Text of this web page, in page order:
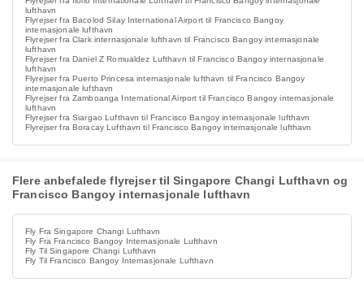
lufthavn
Flyrejser fra Bacolod Silay International Airport til Francisco Bangoy
internasjonale lufthavn
Flyrejser fra Clark internasjonale lufthavn til Francisco Bangoy internasjonale
lufthavn
Flyrejser fra Daniel Z Romualdez Lufthavn til Francisco Bangoy internasjonale
lufthavn
Flyrejser fra Puerto Princesa internasjonale lufthavn til Francisco Bangoy
internasjonale lufthavn
Flyrejser fra Zamboanga International Airport til Francisco Bangoy internasjonale
lufthavn
Flyrejser fra Siargao Lufthavn til Francisco Bangoy internasjonale lufthavn
Flyrejser fra Boracay Lufthavn til Francisco Bangoy internasjonale lufthavn
Flere anbefalede flyrejser til Singapore Changi Lufthavn og
Francisco Bangoy internasjonale lufthavn
Fly Fra Singapore Changi Lufthavn
Fly Fra Francisco Bangoy Internasjonale Lufthavn
Fly Til Singapore Changi Lufthavn
Fly Til Francisco Bangoy Internasjonale Lufthavn